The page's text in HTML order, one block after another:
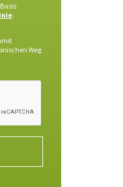
.
Weg